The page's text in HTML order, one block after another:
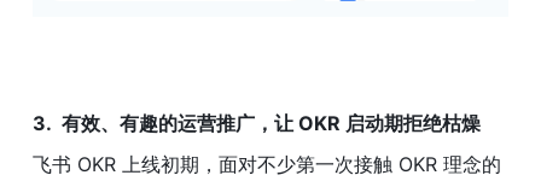
有效、有趣的运营推广，让 OKR 启动期拒绝枯燥
飞书 OKR 上线初期，面对不少第一次接触 OKR 理念的